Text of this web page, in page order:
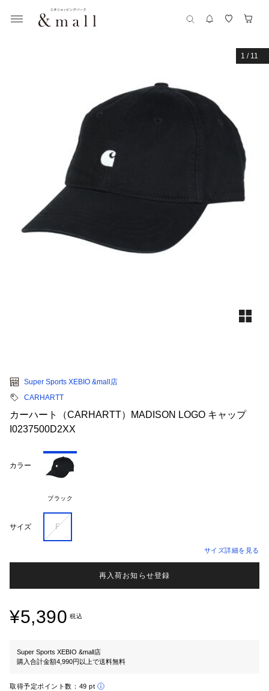
1 / 11
Super Sports XEBIO &mall店
CARHARTT
カーハート（CARHARTT）MADISON LOGO キャップ
I0237500D2XX
カラー
ブラック
サイズ Ｆ
サイズ詳細を見る
再入荷お知らせ登録
¥5,390 税込
Super Sports XEBIO &mall店
購入合計金額4,990円以上で送料無料
取得予定ポイント数： 49 pt